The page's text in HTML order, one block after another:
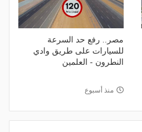
مصر.. رفع حد السرعة
للسيارات على طريق وادي
النطرون - العلمين
منذ أسبوع